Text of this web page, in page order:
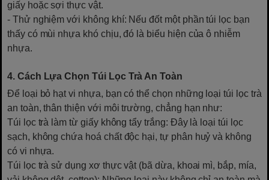
giấy hoặc sợi thực vật.
- Thử nghiệm với không khí: Nếu đốt một phần túi lọc bạn
thấy có mùi nhựa khó chịu, đó là biểu hiện của ô nhiễm
nhựa.
4. Cách Lựa Chọn Túi Lọc Trà An Toàn
Để loại bỏ hạt vi nhựa, bạn có thể chọn những loại túi lọc trà
an toàn, thân thiện với môi trường, chẳng hạn như:
Túi lọc trà làm từ giấy không tẩy trắng: Đây là loại túi lọc
sạch, không chứa hoá chất độc hại, tự phân huỷ và không
có vi nhựa.
Túi lọc trà sử dụng xơ thực vật (bã dừa, khoai mì, bắp, mía,